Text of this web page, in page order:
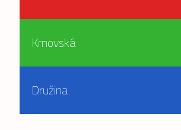
Krnovská
Družina